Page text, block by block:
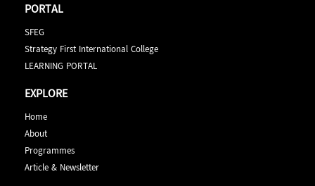
Module 5 – Culture Studies
Module 6 – Foundation Mathematics
Elective Units
Module 7 – Introduction to Programming
Module 9 – Introduction to Business စတဲ့ဘာသာရပ်တွေ
လမ်းကြောင်းပေါ်မူတည်ပြီး (၂) ဘာသာ ရွေးချယ်တက်ရောက်
First Education Group ရဲ့ လုပ်ငန်းခွဲတစ်ခုဖြစ်တဲ့အတွက်
သင်ကြားရေးပိုင်းတွင် ယုံကြည်စိတ်ချမှုရှိနိုင်ခြင်း၊
NCC Education ရဲ့ Level 4, Level 5 diploma များကို
သင်ကြားပို့ချမှုအတွေ့အကြုံသက်တမ်းကြာပြီဖြစ်ပြီး NCC
Education မှ ချီးမြှင့်တဲ့ High Achievers Award ရရှိသည့်
ကျောင်းသား၊ ကျောင်းသူများထွက်ပေါ်လာအောင် မွေး
ထုတ်ပေးနိုင်ခြင်း
PORTAL
SFEG
Strategy First International College
LEARNING PORTAL
EXPLORE
Home
About
Programmes
Article & Newsletter